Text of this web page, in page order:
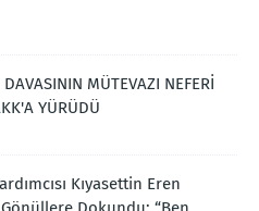
MÜTEVAZI NEFERİ
YÜRÜDÜ
Kıyasettin Eren